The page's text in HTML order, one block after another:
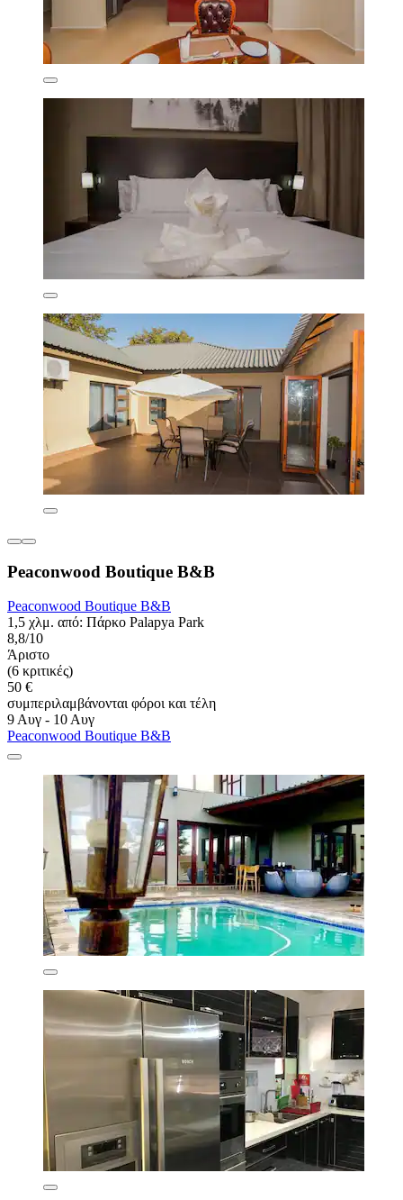
Peaconwood Boutique B&B
Peaconwood Boutique B&B
1,5 χλμ. από: Πάρκο Palapya Park
8,8/10
Άριστο
(6 κριτικές)
50 €
συμπεριλαμβάνονται φόροι και τέλη
9 Αυγ - 10 Αυγ
Peaconwood Boutique B&B